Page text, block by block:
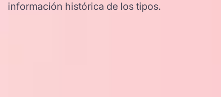
información histórica de los tipos.